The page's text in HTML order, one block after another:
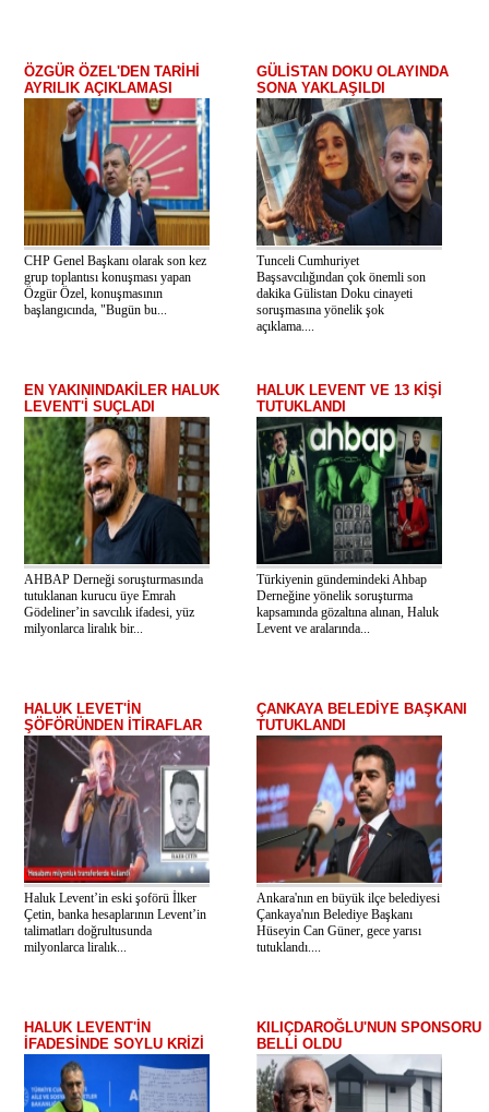
ÖZGÜR ÖZEL'DEN TARİHİ
AYRILIK AÇIKLAMASI
CHP Genel Başkanı olarak son kez
grup toplantısı konuşması yapan
Özgür Özel, konuşmasının
başlangıcında, "Bugün bu...
GÜLİSTAN DOKU OLAYINDA
SONA YAKLAŞILDI
Tunceli Cumhuriyet
Başsavcılığından çok önemli son
dakika Gülistan Doku cinayeti
soruşmasına yönelik şok
açıklama....
EN YAKININDAKİLER HALUK
LEVENT'İ SUÇLADI
AHBAP Derneği soruşturmasında
tutuklanan kurucu üye Emrah
Gödeliner’in savcılık ifadesi, yüz
milyonlarca liralık bir...
HALUK LEVENT VE 13 KİŞİ
TUTUKLANDI
Türkiyenin gündemindeki Ahbap
Derneğine yönelik soruşturma
kapsamında gözaltına alınan, Haluk
Levent ve aralarında...
HALUK LEVET'İN
ŞÖFÖRÜNDEN İTİRAFLAR
Haluk Levent’in eski şoförü İlker
Çetin, banka hesaplarının Levent’in
talimatları doğrultusunda
milyonlarca liralık...
ÇANKAYA BELEDİYE BAŞKANI
TUTUKLANDI
Ankara'nın en büyük ilçe belediyesi
Çankaya'nın Belediye Başkanı
Hüseyin Can Güner, gece yarısı
tutuklandı....
HALUK LEVENT'İN
İFADESİNDE SOYLU KRİZİ
KILIÇDAROĞLU'NUN SPONSORU
BELLİ OLDU